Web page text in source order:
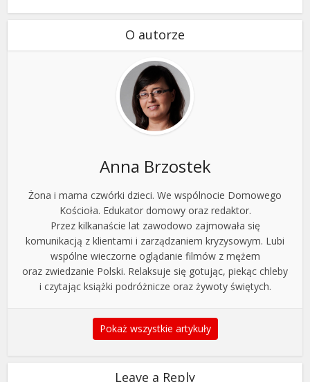
O autorze
Anna Brzostek
Żona i mama czwórki dzieci. We wspólnocie Domowego
Kościoła. Edukator domowy oraz redaktor.
Przez kilkanaście lat zawodowo zajmowała się
komunikacją z klientami i zarządzaniem kryzysowym. Lubi
wspólne wieczorne oglądanie filmów z mężem
oraz zwiedzanie Polski. Relaksuje się gotując, piekąc chleby
i czytając książki podróżnicze oraz żywoty świętych.
Pokaż wszystkie artykuły
Leave a Reply